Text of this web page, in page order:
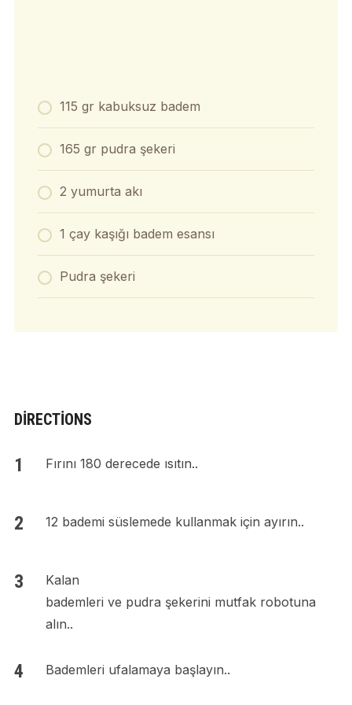
115 gr kabuksuz badem
165 gr pudra şekeri
2 yumurta akı
1 çay kaşığı badem esansı
Pudra şekeri
DIRECTIONS
Fırını 180 derecede ısıtın..
12 bademi süslemede kullanmak için ayırın..
Kalan
bademleri ve pudra şekerini mutfak robotuna
alın..
Bademleri ufalamaya başlayın..